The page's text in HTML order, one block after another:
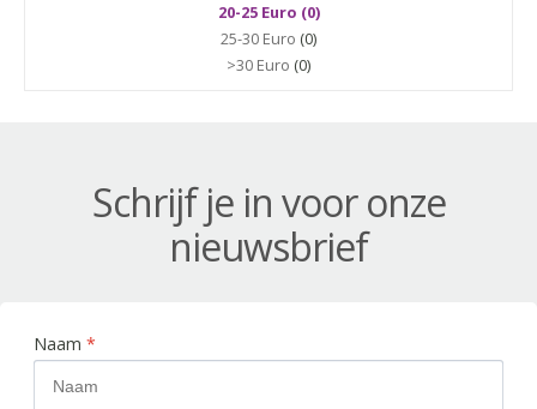
20-25 Euro (0)
25-30 Euro (0)
>30 Euro (0)
Schrijf je in voor onze
nieuwsbrief
Naam *